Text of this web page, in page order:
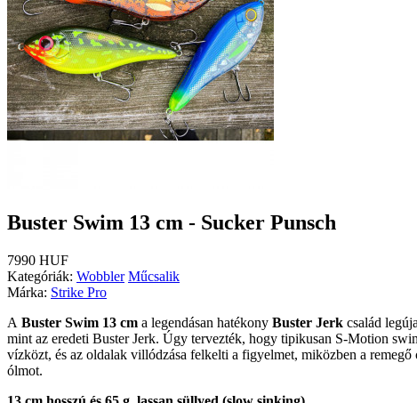
Buster Swim 13 cm - Sucker Punsch
7990 HUF
Kategóriák: Wobbler Műcsalik
Márka: Strike Pro
A Buster Swim 13 cm a legendásan hatékony Buster Jerk család
mint az eredeti Buster Jerk. Úgy tervezték, hogy tipikusan S-Motion
vízközt, és az oldalak villódzása felkelti a figyelmet, miközben a remegő
ólmot.